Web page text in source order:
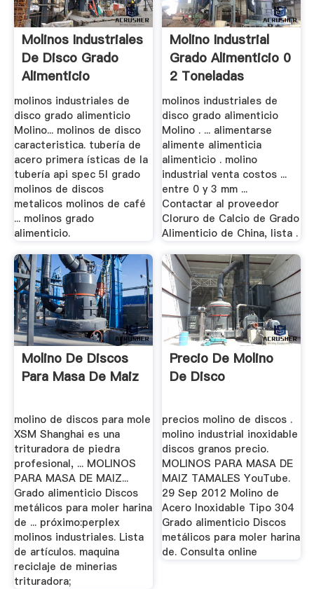
Molinos Industriales
De Disco Grado
Alimenticio
molinos industriales de
disco grado alimenticio
Molino... molinos de disco
caracteristica. tubería de
acero primera ísticas de la
tubería api spec 5l grado
molinos de discos
metalicos molinos de café
... molinos grado
alimenticio.
Molino Industrial
Grado Alimenticio 0
2 Toneladas
molinos industriales de
disco grado alimenticio
Molino . ... alimentarse
alimente alimenticia
alimenticio . molino
industrial venta costos ...
entre 0 y 3 mm ...
Contactar al proveedor
Cloruro de Calcio de Grado
Alimenticio de China, lista .
Molino De Discos
Para Masa De Maiz
molino de discos para mole
XSM Shanghai es una
trituradora de piedra
profesional, ... MOLINOS
PARA MASA DE MAIZ...
Grado alimenticio Discos
metálicos para moler harina
de ... próximo:perplex
molinos industriales. Lista
de artículos. maquina
reciclaje de minerias
trituradora;
Precio De Molino
De Disco
precios molino de discos .
molino industrial inoxidable
discos granos precio.
MOLINOS PARA MASA DE
MAIZ TAMALES YouTube.
29 Sep 2012 Molino de
Acero Inoxidable Tipo 304
Grado alimenticio Discos
metálicos para moler harina
de. Consulta online